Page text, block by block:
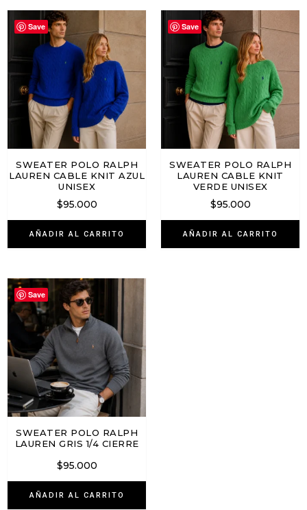
Save
SWEATER POLO RALPH
LAUREN CABLE KNIT AZUL
UNISEX
$95.000
AÑADIR AL CARRITO
Save
SWEATER POLO RALPH
LAUREN CABLE KNIT
VERDE UNISEX
$95.000
AÑADIR AL CARRITO
Save
SWEATER POLO RALPH
LAUREN GRIS 1/4 CIERRE
$95.000
AÑADIR AL CARRITO